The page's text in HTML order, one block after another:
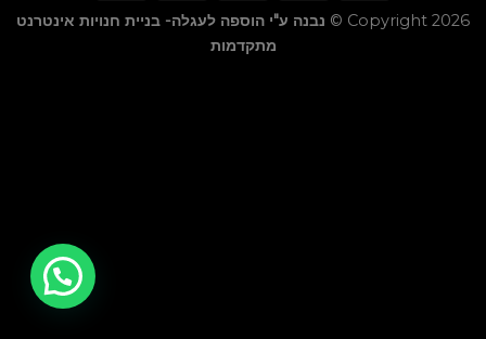
Copyright 2026 ©
נבנה ע"י הוספה לעגלה- בניית חנויות אינטרנט
מתקדמות